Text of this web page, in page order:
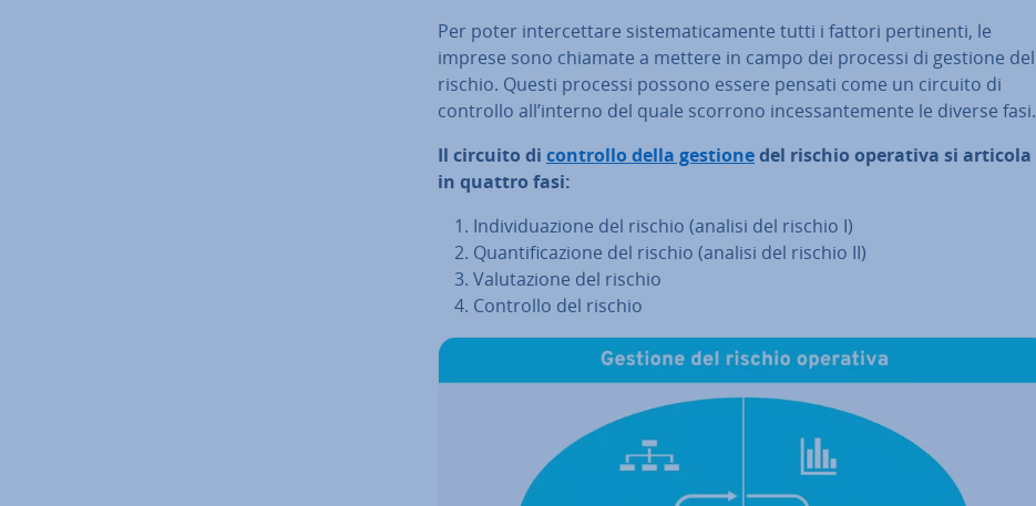
Per poter in­ter­cet­ta­re si­ste­ma­ti­ca­men­te tutti i fattori per­ti­nen­ti, le
imprese sono chiamate a mettere in campo dei processi di gestione del
rischio. Questi processi possono essere pensati come un circuito di
controllo all’interno del quale scorrono in­ces­san­te­men­te le diverse fasi.
Il circuito di controllo della gestionedel rischio operativa si articola
in quattro fasi:
In­di­vi­dua­zio­ne del rischio (analisi del rischio I)
Quan­ti­fi­ca­zio­ne del rischio (analisi del rischio II)
Va­lu­ta­zio­ne del rischio
Controllo del rischio